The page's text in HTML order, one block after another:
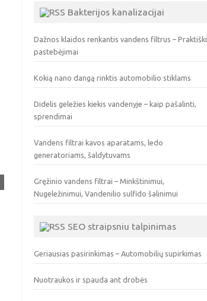
Bakterijos kanalizacijai
Dažnos klaidos renkantis vandens filtrus – Praktiški
pastebėjimai
Kokią nano dangą rinktis automobilio stiklams
Didelis geležies kiekis vandenyje – kaip pašalinti,
sprendimai
Vandens filtrai kavos aparatams, ledo
generatoriams, šaldytuvams
Gręžinio vandens filtrai – Minkštinimui,
Nugeležinimui, Vandenilio sulfido šalinimui
SEO straipsniu talpinimas
Geriausias pasirinkimas – Automobilių supirkimas
Nuotraukos ir spauda ant drobės